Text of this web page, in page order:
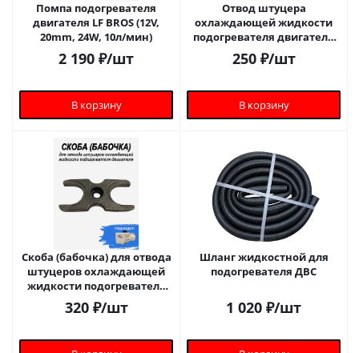
Помпа подогревателя
двигателя LF BROS (12V,
20mm, 24W, 10л/мин)
2 190 ₽/шт
В корзину
Отвод штуцера
охлаждающей жидкости
подогревателя двигателя
(Г-образный)
250₽/шт
В корзину
Скоба (бабочка) для отвода
штуцеров охлаждающей
жидкости подогревателя
двигателя 5.5
320₽/шт
Шланг жидкостной для
подогревателя ДВС
1 020 ₽/шт